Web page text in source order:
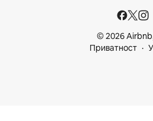
© 2026
Приватност